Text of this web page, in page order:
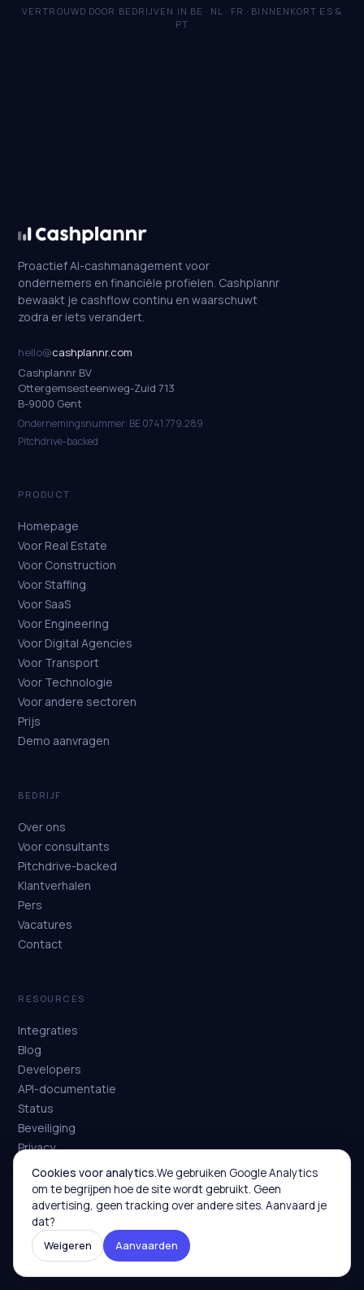
VERTROUWD DOOR BEDRIJVEN IN BE · NL · FR · BINNENKORT ES &
PT
Proactief AI-cashmanagement voor
ondernemers en financiële profielen. Cashplannr
bewaakt je cashflow continu en waarschuwt
zodra er iets verandert.
hello@cashplannr.com
Cashplannr BV
Ottergemsesteenweg-Zuid 713
B-9000 Gent
Ondernemingsnummer: BE 0741.779.289
Pitchdrive-backed
PRODUCT
Homepage
Voor Real Estate
Voor Construction
Voor Staffing
Voor SaaS
Voor Engineering
Voor Digital Agencies
Voor Transport
Voor Technologie
Voor andere sectoren
Prijs
Demo aanvragen
BEDRIJF
Over ons
Voor consultants
Pitchdrive-backed
Klantverhalen
Pers
Vacatures
Contact
RESOURCES
Integraties
Blog
Developers
API-documentatie
Status
Beveiliging
Privacy
Voorwaarden
© 2026 Cashplannr BV · BTW BE 0741.779.289 · Hosted in EU
Cookies voor analytics.We gebruiken Google Analytics
om te begrijpen hoe de site wordt gebruikt. Geen
advertising, geen tracking over andere sites. Aanvaard je
dat?
Weigeren
Aanvaarden